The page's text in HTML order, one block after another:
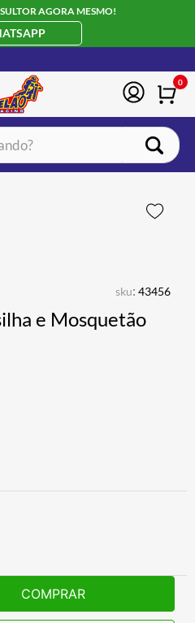
AGORA MESMO!
0
sku: 43456
e Mosquetão
COMPRAR